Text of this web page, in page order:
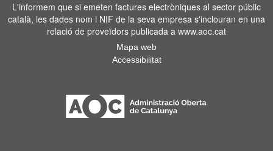
L'informem que si emeten factures electròniques al sector públic
català, les dades nom i NIF de la seva empresa s'inclouran en una
relació de proveïdors publicada a www.aoc.cat
Mapa web
Accessibilitat